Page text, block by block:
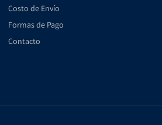
Costo de Envío
Formas de Pago
Contacto